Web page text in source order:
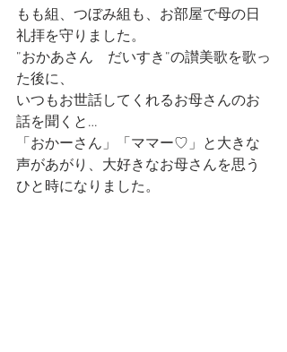
もも組、つぼみ組も、お部屋で母の日
礼拝を守りました。
”おかあさん　だいすき”の讃美歌を歌っ
た後に、
いつもお世話してくれるお母さんのお
話を聞くと…
「おかーさん」「ママー♡」と大きな
声があがり、大好きなお母さんを思う
ひと時になりました。